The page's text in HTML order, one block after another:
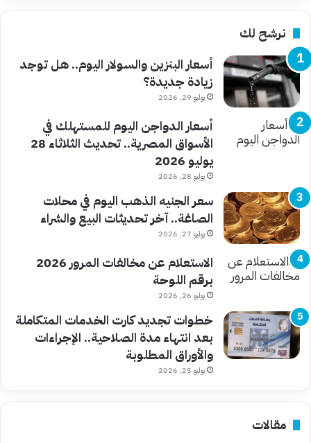
نرشح لك
أسعار البنزين والسولار اليوم.. هل توجد
زيادة جديدة؟
يوليو 29, 2026
أسعار الدواجن اليوم للمستهلك في
الأسواق المصرية.. تحديث الثلاثاء 28
يوليو 2026
يوليو 28, 2026
سعر الجنيه الذهب اليوم في محلات
الصاغة.. آخر تحديثات البيع والشراء
يوليو 27, 2026
الاستعلام عن مخالفات المرور 2026
برقم اللوحة
يوليو 26, 2026
خطوات تجديد كارت الخدمات المتكاملة
بعد انتهاء مدة الصلاحية.. الإجراءات
والأوراق المطلوبة
يوليو 25, 2026
مقالات